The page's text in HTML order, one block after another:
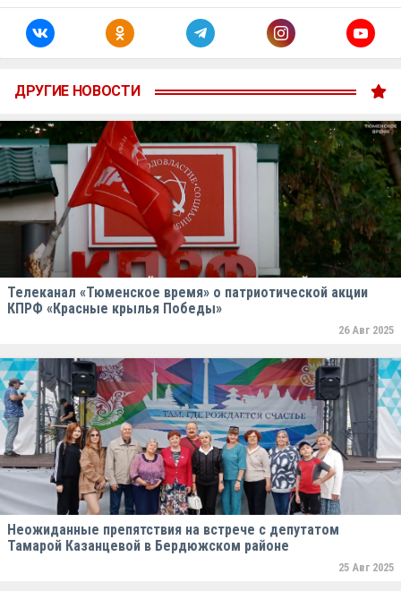
ДРУГИЕ НОВОСТИ
Телеканал «Тюменское время» о патриотической акции
КПРФ «Красные крылья Победы»
26 Авг 2025
Неожиданные препятствия на встрече с депутатом
Тамарой Казанцевой в Бердюжском районе
25 Авг 2025